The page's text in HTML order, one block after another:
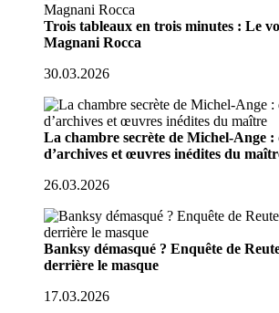
Trois tableaux en trois minutes : Le
Magnani Rocca
30.03.2026
La chambre secrète de Michel-Ange :
d’archives et œuvres inédites du
26.03.2026
Banksy démasqué ? Enquête de
derrière le masque
17.03.2026